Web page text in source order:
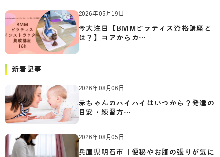
2026年05月19日
今大注目【BMMピラティス資格講座と
は？】コアからカ…
新着記事
2026年08月06日
赤ちゃんのハイハイはいつから？発達の
目安・練習方…
2026年08月05日
兵庫県明石市「便秘やお腹の張りが気に